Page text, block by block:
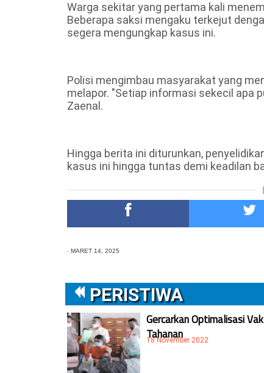
Warga sekitar yang pertama kali
Beberapa saksi mengaku terkejut
segera mengungkap kasus ini.
Polisi mengimbau masyarakat yang
melapor. "Setiap informasi sekecil apa
Zaenal.
Hingga berita ini diturunkan,
kasus ini hingga tuntas demi keadilan
- MARET 14, 2025
PERISTIWA
Gercarkan Optimalisasi
Tahanan
18 November 2022